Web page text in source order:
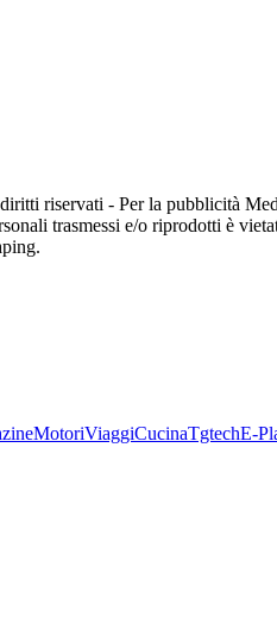
riservati - Per la pubblicità
trasmessi e/o riprodotti è
MotoriViaggiCucinaTgtechE-